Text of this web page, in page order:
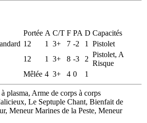
Portée A C/T F PA D Capacités
12 1 3+ 7 -2 1
Pistolet
12 1 3+ 8 -3 2
Pistolet, A
Risque
Mêlée 4 3+ 4 0 1
plasma, Arme de corps à corps
Le Septuple Chant, Bienfait de
Meneur Marines de la Peste, Meneur